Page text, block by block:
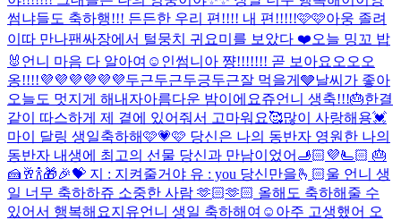
썸냐들도 축하행!!! 든든한 우리 편!!!! 내 편!!!!!🩷🩷아웅 졸려
이따 만나팬싸장에서 털뭉치 귀요미를 보았다 ❤️오늘 밍꼬 밥
🐰 언니 마음 다 알아여☺️ 인썸니아 쨩!!!!!!! 곧 보아요오오오
옹!!!!💜💜💜💜💜💜두근두근두긍두근잘 먹을게🩶날씨가 좋아
오늘도 멋지게 해내자아름다운 밤이에요쥬언니 생축!!!🎂한결
같이 따스하게 제 곁에 있어줘서 고마워요🥰많이 사랑해용💓
마이 달링 생일축하해🩷💗🩷 당신은 나의 동반자 영원한 나의
동반자 내생에 최고의 선물 당신과 만남이었어🫸🏻💜🫷🏻 🎂
🍰🥂🍾🎁🎉💝 지 : 지켜줄거야 유 : you 당신만을🫰🏻울 언니 생
일 너무 축하하쥬 소중한 사람 🫶🏻🫶🏻 올해도 축하해줄 수
있어서 행복해요지유언니 생일 축하해여☺️ 아주 고생했어 오